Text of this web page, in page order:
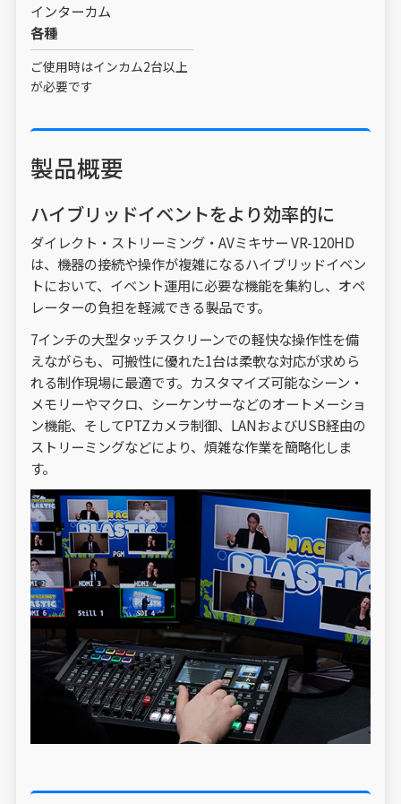
インターカム
各種
ご使用時はインカム2台以上
が必要です
製品概要
ハイブリッドイベントをより効率的に
ダイレクト・ストリーミング・AVミキサー VR-120HD
は、機器の接続や操作が複雑になるハイブリッドイベン
トにおいて、イベント運用に必要な機能を集約し、オペ
レーターの負担を軽減できる製品です。
7インチの大型タッチスクリーンでの軽快な操作性を備
えながらも、可搬性に優れた1台は柔軟な対応が求めら
れる制作現場に最適です。カスタマイズ可能なシーン・
メモリーやマクロ、シーケンサーなどのオートメーショ
ン機能、そしてPTZカメラ制御、LANおよびUSB経由の
ストリーミングなどにより、煩雑な作業を簡略化しま
す。